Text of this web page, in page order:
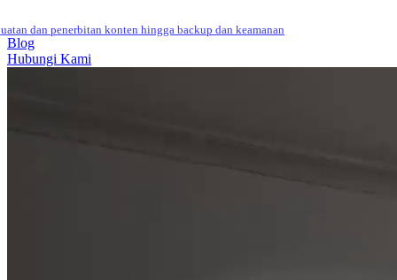
dan penerbitan konten hingga backup dan keamanan
Blog
Hubungi Kami